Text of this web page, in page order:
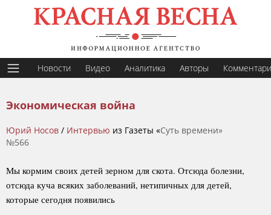
Новости Видео Аналитика Авторы
Экономическая война
Юрий Носов / Интервью из Газеты «Суть времени»
№566
Мы кормим своих детей зерном для скота. Отсюда болезни,
отсюда куча всяких заболеваний, нетипичных для детей,
которые сегодня появились